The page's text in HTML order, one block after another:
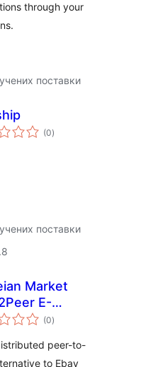
through your
поставки
(0укупних
оцена
)
поставки
Market
E-
for
(0укупних
оцена
)
peer-to-
to Ebay